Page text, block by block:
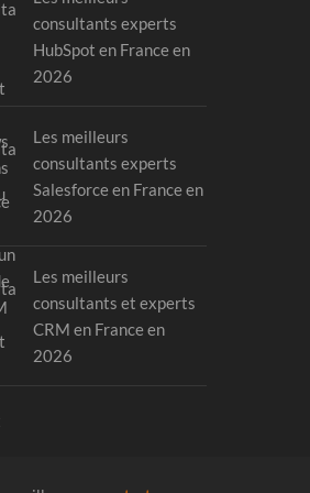
consultants experts
HubSpot en France en
2026
Les meilleurs
consultants experts
Salesforce en France en
2026
Les meilleurs
consultants et experts
CRM en France en
2026